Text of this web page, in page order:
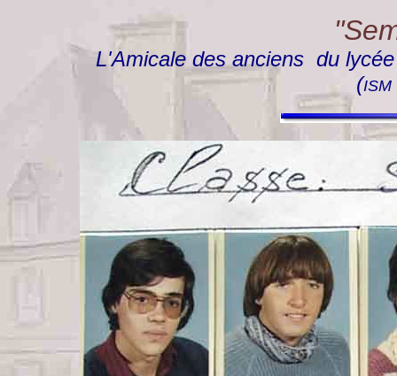
L'Amicale des anciens du
(ISM